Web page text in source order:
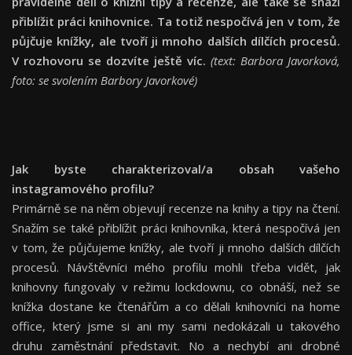
přiblížit práci knihovnice. Ta totiž nespočívá jen v tom, že
půjčuje knížky, ale tvoří ji mnoho dalších dílčích procesů.
V rozhovoru se dozvíte ještě víc. (text: Barbora Javorková,
foto: se svolením Barbory Javorkové)
Jak byste charakterizoval/a obsah vašeho
instagramového profilu?
Primárně se na něm objevují recenze na knihy a tipy na čtení.
Snažím se také přiblížit práci knihovníka, která nespočívá jen
v tom, že půjčujeme knížky, ale tvoří ji mnoho dalších dílčích
procesů. Návštěvníci mého profilu mohli třeba vidět, jak
knihovny fungovaly v režimu lockdownu, co obnáší, než se
knížka dostane ke čtenářům a co dělali knihovníci na home
office, který jsme si ani my sami nedokázali u takového
druhu zaměstnání představit. No a nechybí ani drobné